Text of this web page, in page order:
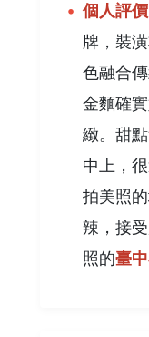
個人評價
牌，裝
色融合
金麵確
緻。甜
中上，
拍美照
辣，接
照的臺